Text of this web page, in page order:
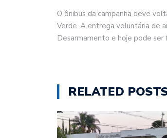
O ônibus da campanha deve
Verde. A entrega voluntária de
Desarmamento e hoje pode
RELATED